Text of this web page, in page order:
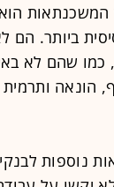
המשכנתאות
ביותר. הם
שהם לא
הונאה ותרמית
נוספות